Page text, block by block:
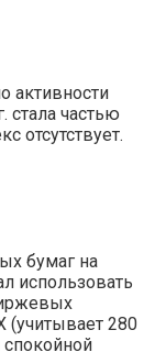
активности
стала частью
отсутствует.
бумаг на
использовать
(учитывает 280
спокойной